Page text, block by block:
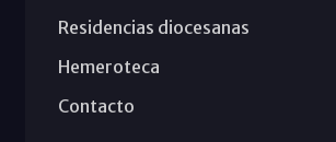
Residencias diocesanas
Hemeroteca
Contacto